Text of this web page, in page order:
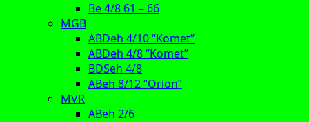
Be 4/8 61 – 66
MGB
ABDeh 4/10 “Komet”
ABDeh 4/8 “Komet”
BDSeh 4/8
ABeh 8/12 “Orion”
MVR
ABeh 2/6